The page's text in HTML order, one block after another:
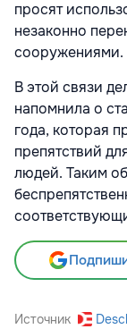
просят
незаконно
сооружениями.
В этой связи
напомнила о
года, которая
препятствий
людей. Таким
Источник